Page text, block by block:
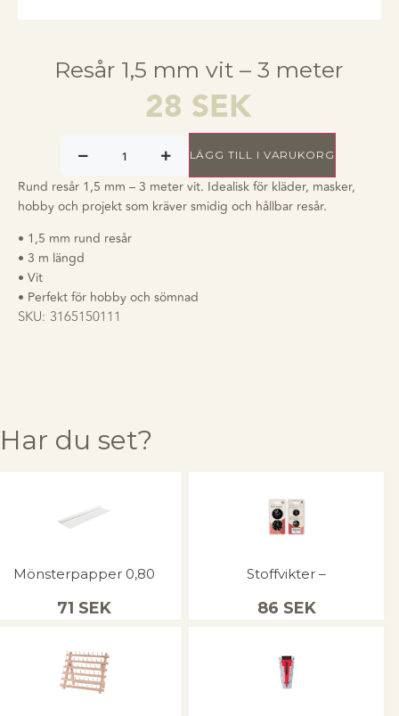
Resår 1,5 mm vit – 3 meter
28 SEK
LÄGG TILL I VARUKORG
Rund resår 1,5 mm – 3 meter vit. Idealisk för kläder, masker,
hobby och projekt som kräver smidig och hållbar resår.
• 1,5 mm rund resår
• 3 m längd
• Vit
• Perfekt för hobby och sömnad
SKU: 3165150111
Har du set?
Mönsterpapper 0,80
71 SEK
Stoffvikter –
86 SEK